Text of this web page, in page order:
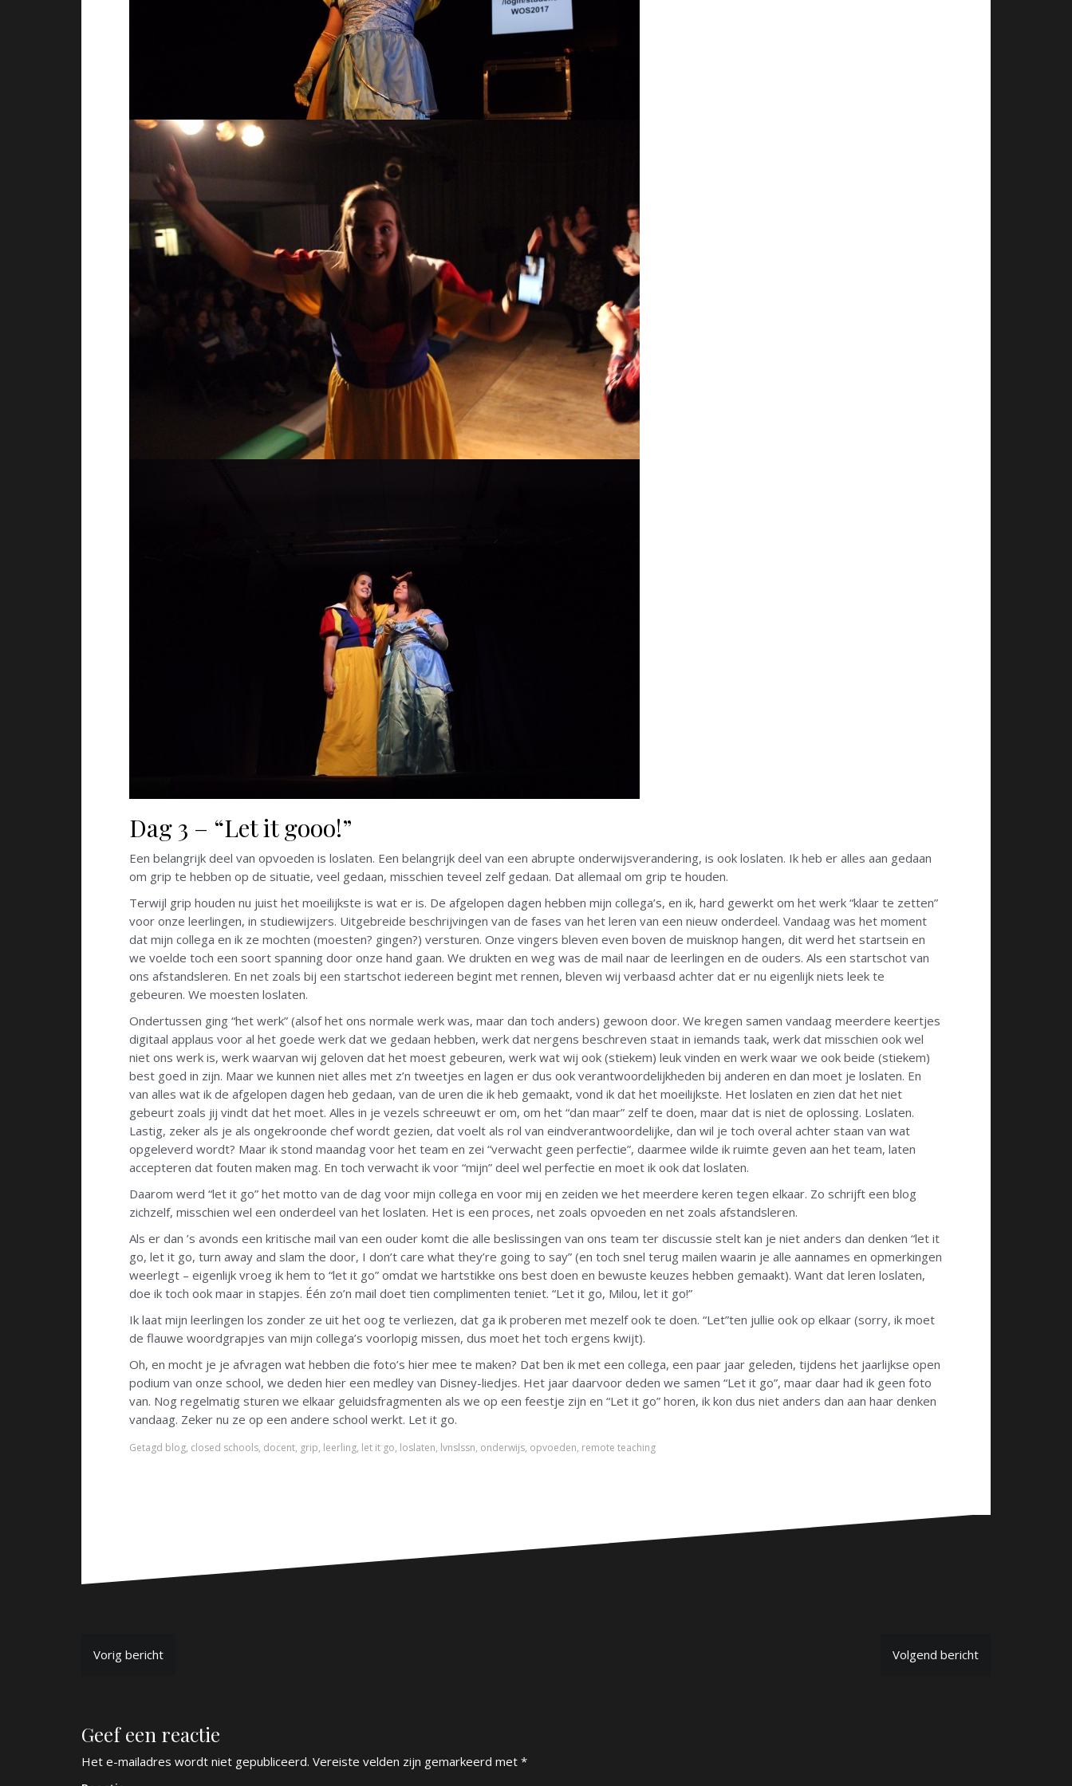
Dag 3 – “Let it gooo!”
Een belangrijk deel van opvoeden is loslaten. Een belangrijk deel van een abrupte onderwijsverandering, is ook loslaten. Ik heb er alles aan gedaan
om grip te hebben op de situatie, veel gedaan, misschien teveel zelf gedaan. Dat allemaal om grip te houden.
Terwijl grip houden nu juist het moeilijkste is wat er is. De afgelopen dagen hebben mijn collega’s, en ik, hard gewerkt om het werk “klaar te zetten”
voor onze leerlingen, in studiewijzers. Uitgebreide beschrijvingen van de fases van het leren van een nieuw onderdeel. Vandaag was het moment
dat mijn collega en ik ze mochten (moesten? gingen?) versturen. Onze vingers bleven even boven de muisknop hangen, dit werd het startsein en
we voelde toch een soort spanning door onze hand gaan. We drukten en weg was de mail naar de leerlingen en de ouders. Als een startschot van
ons afstandsleren. En net zoals bij een startschot iedereen begint met rennen, bleven wij verbaasd achter dat er nu eigenlijk niets leek te
gebeuren. We moesten loslaten.
Ondertussen ging “het werk” (alsof het ons normale werk was, maar dan toch anders) gewoon door. We kregen samen vandaag meerdere keertjes
digitaal applaus voor al het goede werk dat we gedaan hebben, werk dat nergens beschreven staat in iemands taak, werk dat misschien ook wel
niet ons werk is, werk waarvan wij geloven dat het moest gebeuren, werk wat wij ook (stiekem) leuk vinden en werk waar we ook beide (stiekem)
best goed in zijn. Maar we kunnen niet alles met z’n tweetjes en lagen er dus ook verantwoordelijkheden bij anderen en dan moet je loslaten. En
van alles wat ik de afgelopen dagen heb gedaan, van de uren die ik heb gemaakt, vond ik dat het moeilijkste. Het loslaten en zien dat het niet
gebeurt zoals jij vindt dat het moet. Alles in je vezels schreeuwt er om, om het “dan maar” zelf te doen, maar dat is niet de oplossing. Loslaten.
Lastig, zeker als je als ongekroonde chef wordt gezien, dat voelt als rol van eindverantwoordelijke, dan wil je toch overal achter staan van wat
opgeleverd wordt? Maar ik stond maandag voor het team en zei “verwacht geen perfectie”, daarmee wilde ik ruimte geven aan het team, laten
accepteren dat fouten maken mag. En toch verwacht ik voor “mijn” deel wel perfectie en moet ik ook dat loslaten.
Daarom werd “let it go” het motto van de dag voor mijn collega en voor mij en zeiden we het meerdere keren tegen elkaar. Zo schrijft een blog
zichzelf, misschien wel een onderdeel van het loslaten. Het is een proces, net zoals opvoeden en net zoals afstandsleren.
Als er dan ’s avonds een kritische mail van een ouder komt die alle beslissingen van ons team ter discussie stelt kan je niet anders dan denken “let it
go, let it go, turn away and slam the door, I don’t care what they’re going to say” (en toch snel terug mailen waarin je alle aannames en opmerkingen
weerlegt – eigenlijk vroeg ik hem to “let it go” omdat we hartstikke ons best doen en bewuste keuzes hebben gemaakt). Want dat leren loslaten,
doe ik toch ook maar in stapjes. Één zo’n mail doet tien complimenten teniet. “Let it go, Milou, let it go!”
Ik laat mijn leerlingen los zonder ze uit het oog te verliezen, dat ga ik proberen met mezelf ook te doen. “Let”ten jullie ook op elkaar (sorry, ik moet
de flauwe woordgrapjes van mijn collega’s voorlopig missen, dus moet het toch ergens kwijt).
Oh, en mocht je je afvragen wat hebben die foto’s hier mee te maken? Dat ben ik met een collega, een paar jaar geleden, tijdens het jaarlijkse open
podium van onze school, we deden hier een medley van Disney-liedjes. Het jaar daarvoor deden we samen “Let it go”, maar daar had ik geen foto
van. Nog regelmatig sturen we elkaar geluidsfragmenten als we op een feestje zijn en “Let it go” horen, ik kon dus niet anders dan aan haar denken
vandaag. Zeker nu ze op een andere school werkt. Let it go.
Getagd blog, closed schools, docent, grip, leerling, let it go, loslaten, lvnslssn, onderwijs, opvoeden, remote teaching
B
i
c
Vorig bericht Volgend bericht
Geef een reactie
Het e-mailadres wordt niet gepubliceerd. Vereiste velden zijn gemarkeerd met *